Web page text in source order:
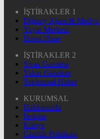
İŞTİRAKLER 1
Dijitary Ajans & Medya
Yayın Merkezi
Hepsi Hisse
İŞTİRAKLER 2
Sivas Gazetesi
Yakın Gündem
Toplumsal Haber
KURUMSAL
Hakkımızda
İletişim
Künye
Gizlilik Politikası